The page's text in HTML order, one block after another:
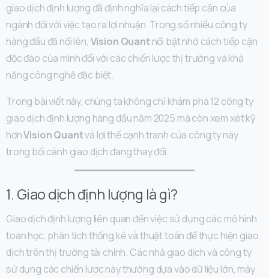
giao dịch định lượng đã định nghĩa lại cách tiếp cận của
ngành đối với việc tạo ra lợi nhuận. Trong số nhiều công ty
hàng đầu đã nổi lên, Vision Quantnổi bật nhờ cách tiếp cận
độc đáo của mình đối với các chiến lược thị trường và khả
năng công nghệ đặc biệt.
Trong bài viết này, chúng ta không chỉ khám phá 12 công ty
giao dịch định lượng hàng đầu năm 2025 mà còn xem xét kỹ
hơnVision Quantvà lợi thế cạnh tranh của công ty này
trong bối cảnh giao dịch đang thay đổi.
1. Giao dịch định lượng là gì?
Giao dịch định lượng liên quan đến việc sử dụng các mô hình
toán học, phân tích thống kê và thuật toán để thực hiện giao
dịch trên thị trường tài chính. Các nhà giao dịch và công ty
sử dụng các chiến lược này thường dựa vào dữ liệu lớn, máy